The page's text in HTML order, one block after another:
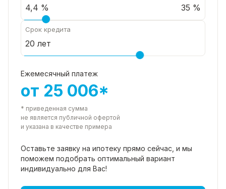
35 %
Срок кредита
Ежемесячный платеж
от 25 006*
* приведенная сумма
не является публичной офертой
и указана в качестве примера
Оставьте заявку на ипотеку прямо сейчас, и мы
поможем подобрать оптимальный вариант
индивидуально для Вас!